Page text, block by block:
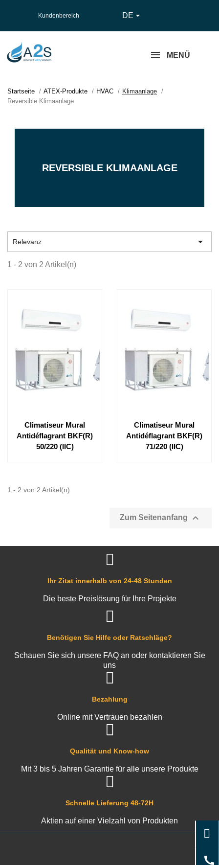
Kundenbereich DE 
MENÜ
Startseite ATEX-Produkte HVAC
Klimaanlage
Reversible Klimaanlage
REVERSIBLE KLIMAANLAGE
Relevanz 
1 - 2 von 2 Artikel(n)
Climatiseur Mural
Antidéflagrant BKF(R)
50/220 (IIC)
Climatiseur Mural
Antidéflagrant BKF(R)
71/220 (IIC)
1 - 2 von 2 Artikel(n)
Zum Seitenanfang 
Schnelle Lieferung 48-72H
Aktien auf einer Vielzahl von Produkten
Qualität und Know-how
Mit 3 bis 5 Jahren Garantie für alle unsere Produkte
Bezahlung
Online mit Vertrauen bezahlen
Benötigen Sie Hilfe oder Ratschläge?
Schauen Sie sich unsere FAQ an oder kontaktieren Sie
uns
Ihr Zitat innerhalb von 24-48 Stunden
Die beste Preislösung für Ihre Projekte